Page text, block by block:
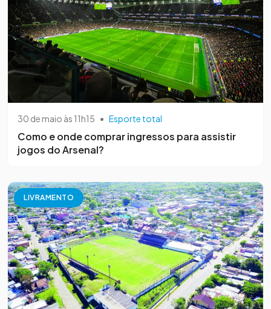
30 de maio às 11h15 • Esporte total
Como e onde comprar ingressos para assistir
jogos do Arsenal?
LIVRAMENTO